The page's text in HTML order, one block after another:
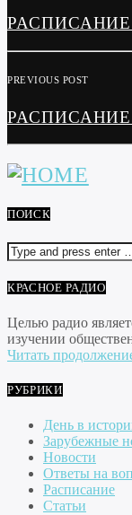
РАСПИСАНИЕ
PREVIOUS POST
РАСПИСАНИЕ
ПОИСК
КРАСНОЕ РАДИО
Целью радио
изучении
Читать
РУБРИКИ
День в
Зарубежные
Новости
Ответы на
Расписание
Статьи